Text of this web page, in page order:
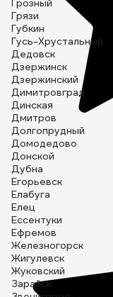
Грозный
Грязи
Губкин
Гусь-Хрустальный
Дедовск
Дзержинск
Дзержинский
Димитровград
Динская
Дмитров
Долгопрудный
Домодедово
Донской
Дубна
Егорьевск
Елабуга
Елец
Ессентуки
Ефремов
Железногорск
Жигулевск
Жуковский
Зарайск